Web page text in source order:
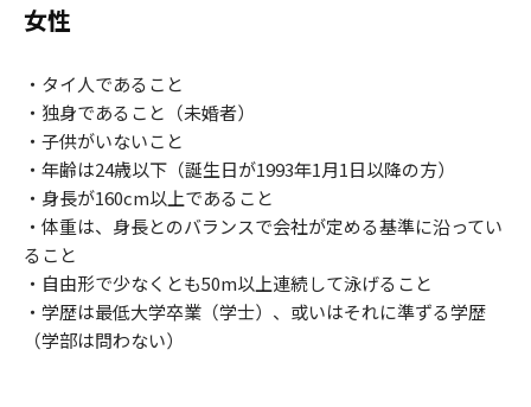
女性
・タイ人であること
・独身であること（未婚者）
・子供がいないこと
・年齢は24歳以下（誕生日が1993年1月1日以降の方）
・身長が160cm以上であること
・体重は、身長とのバランスで会社が定める基準に沿ってい
ること
・自由形で少なくとも50m以上連続して泳げること
・学歴は最低大学卒業（学士）、或いはそれに準ずる学歴
（学部は問わない）